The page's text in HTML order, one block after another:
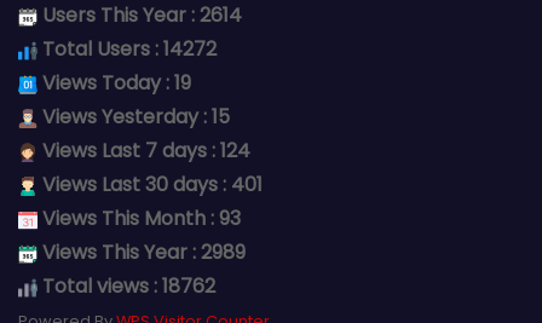
Users This Year : 2614
Total Users : 14272
Views Today : 19
Views Yesterday : 15
Views Last 7 days : 124
Views Last 30 days : 401
Views This Month : 93
Views This Year : 2989
Total views : 18762